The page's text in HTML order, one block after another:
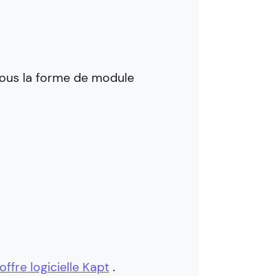
la forme de module
offre logicielle Kapt.